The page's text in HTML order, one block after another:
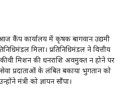
कैंप कार्यालय में कृषक बागवान उद्यमी
मिला। प्रतिनिधिमंडल ने वित्तीय
मिशन की धनराशि अवमुक्त न होने पर
प्रदाताओं के लंबित बकाया भुगतान को
मंत्री को ज्ञापन सौंपा।